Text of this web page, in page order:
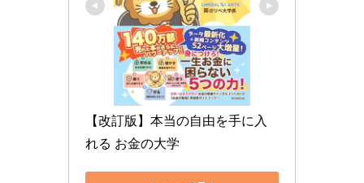
【改訂版】本当の自由を手に入
れる お金の大学